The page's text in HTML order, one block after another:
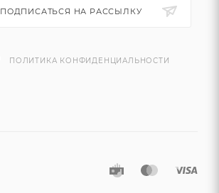
ПОДПИСАТЬСЯ НА РАССЫЛКУ
ПОЛИТИКА КОНФИДЕНЦИАЛЬНОСТИ